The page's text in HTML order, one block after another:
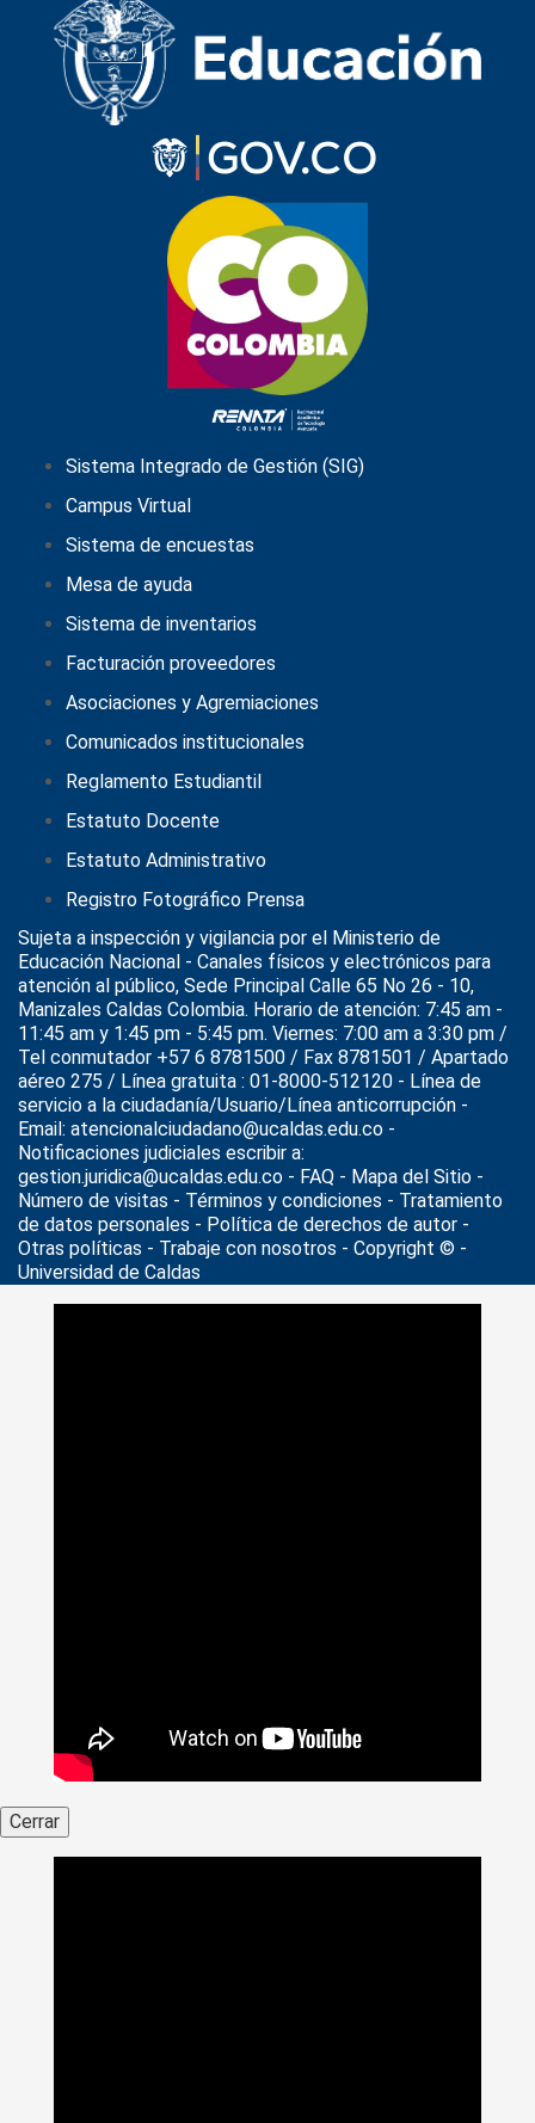
Noticias>Universidad al Día>Celebración 12 años del
Sistema Integrado de Gestión (SIG)
Campus Virtual
Sistema de encuestas
Mesa de ayuda
Sistema de inventarios
Facturación proveedores
Asociaciones y Agremiaciones
Comunicados institucionales
Reglamento Estudiantil
Estatuto Docente
Estatuto Administrativo
Registro Fotográfico Prensa
Sujeta a inspección y vigilancia por el Ministerio de
Educación Nacional - Canales físicos y electrónicos para
atención al público, Sede Principal Calle 65 No 26 - 10,
Manizales Caldas Colombia. Horario de atención: 7:45 am -
11:45 am y 1:45 pm - 5:45 pm. Viernes: 7:00 am a 3:30 pm /
Tel conmutador +57 6 8781500 / Fax 8781501 / Apartado
aéreo 275 / Línea gratuita : 01-8000-512120 - Línea de
servicio a la ciudadanía/Usuario/Línea anticorrupción -
Email: atencionalciudadano@ucaldas.edu.co -
Notificaciones judiciales escribir a:
gestion.juridica@ucaldas.edu.co - FAQ - Mapa del Sitio -
Número de visitas - Términos y condiciones - Tratamiento
de datos personales - Política de derechos de autor -
Otras políticas - Trabaje con nosotros - Copyright © -
Universidad de Caldas
Cerrar